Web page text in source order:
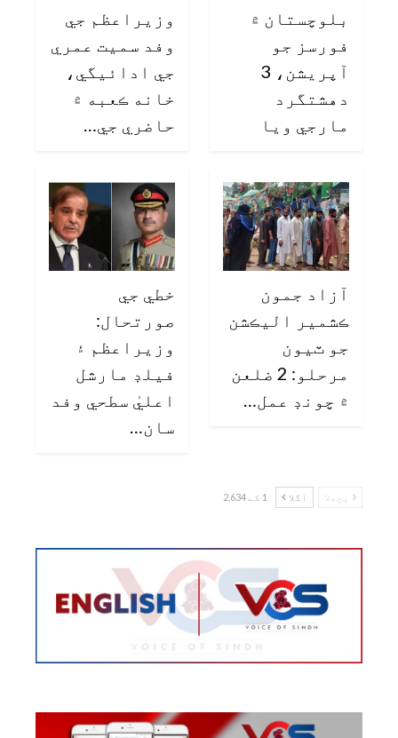
بلوچستان ۾
فورسز جو
آپريشن، 3
دهشتگرد
مارجي ويا
وزيراعظم جي
وفد سميت عمري
جي ادائيگي،
خانه ڪعبه ۾
حاضري جي…
آزاد جمون
ڪشمير اليڪشن
جو ٽيون
مرحلو: 2 ضلعن
۾ چونڊ عمل…
خطي جي
صورتحال:
وزيراعظم ۽
فيلڊ مارشل
اعليٰ سطحي وفد
سان…
پچھلا اگلا 1 کے 2,634